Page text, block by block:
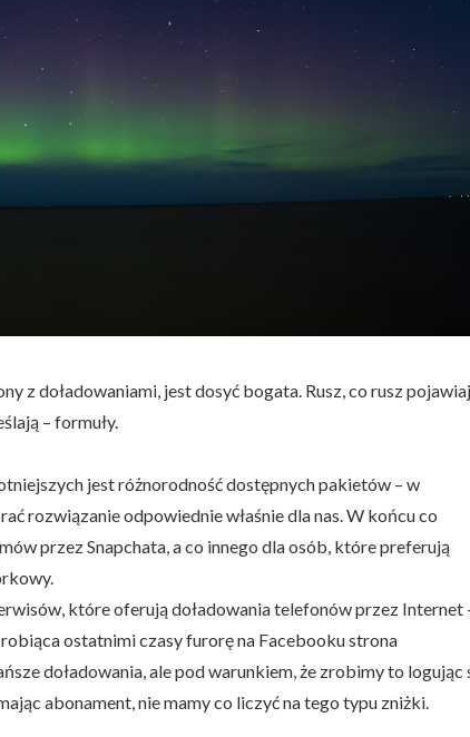
z doładowaniami, jest dosyć bogata. Rusz, co rusz
– formuły.
jest różnorodność dostępnych pakietów – w
rozwiązanie odpowiednie właśnie dla nas. W końcu co
przez Snapchata, a co innego dla osób, które preferują
które oferują doładowania telefonów przez Internet
ostatnimi czasy furorę na Facebooku strona
doładowania, ale pod warunkiem, że zrobimy to logując
abonament, nie mamy co liczyć na tego typu zniżki.